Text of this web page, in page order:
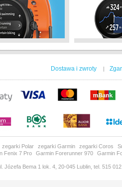
Dostawa i zwroty |
zegarki Polar zegarki Garmin zegarki Coros
Fenix 7 Pro Garmin Forerunner 970 Garmin
Józefa Bema 1 lok. 4, 20-045 Lublin, tel. 515